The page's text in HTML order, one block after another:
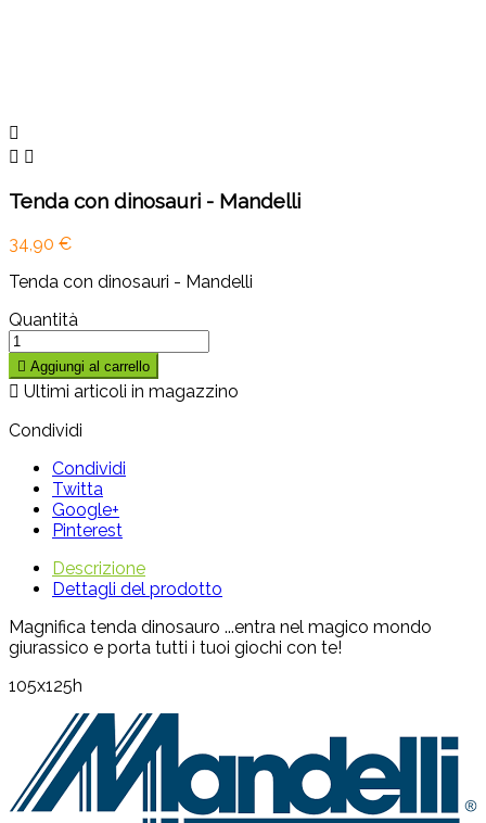

 
Tenda con dinosauri - Mandelli
34,90 €
Tenda con dinosauri - Mandelli
Quantità
 Aggiungi al carrello
 Ultimi articoli in magazzino
Condividi
Condividi
Twitta
Google+
Pinterest
Descrizione
Dettagli del prodotto
Magnifica tenda dinosauro ...entra nel magico mondo
giurassico e porta tutti i tuoi giochi con te!
105x125h